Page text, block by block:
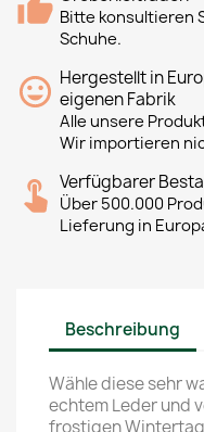
Bitte konsultieren
Schuhe.
Hergestellt in
eigenen Fabrik
Alle unsere
Wir importieren
Verfügbarer
Über 500.000
Lieferung in
Beschreibung
Wähle diese sehr
echtem Leder und
frostigen